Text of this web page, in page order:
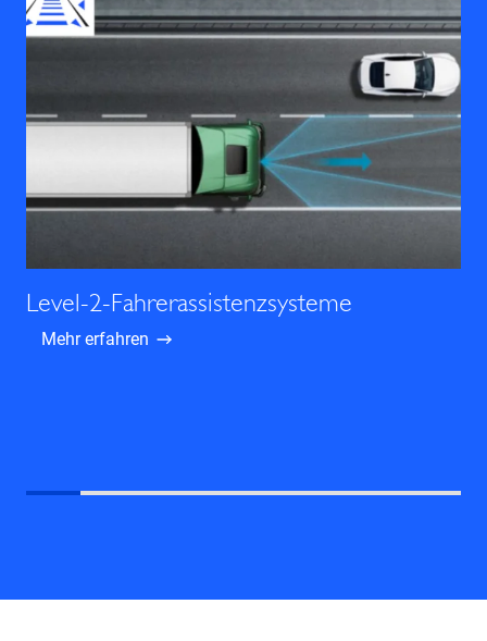
Level-2-Fahrerassistenzsysteme
Mehr erfahren